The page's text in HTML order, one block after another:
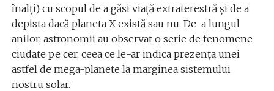
înalți) cu scopul de a găsi viață extraterestră și de a
depista dacă planeta X există sau nu. De-a lungul
anilor, astronomii au observat o serie de fenomene
ciudate pe cer, ceea ce le-ar indica prezența unei
astfel de mega-planete la marginea sistemului
nostru solar.